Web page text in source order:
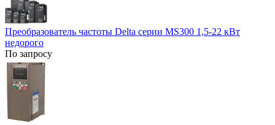
Преобразователь частоты Delta серии MS300 1,5-22 кВт
недорого
По запросу